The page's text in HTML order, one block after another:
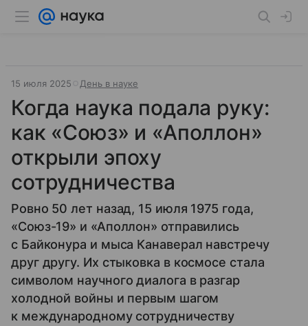
15 июля 2025 День в науке
Когда наука подала руку:
как «Союз» и «Аполлон»
открыли эпоху
сотрудничества
Ровно 50 лет назад, 15 июля 1975 года,
«Союз-19» и «Аполлон» отправились
с Байконура и мыса Канаверал навстречу
друг другу. Их стыковка в космосе стала
символом научного диалога в разгар
холодной войны и первым шагом
к международному сотрудничеству